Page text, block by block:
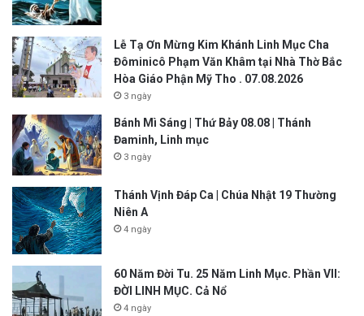
Lễ Tạ Ơn Mừng Kim Khánh Linh Mục Cha
Đôminicô Phạm Văn Khâm tại Nhà Thờ Bắc
Hòa Giáo Phận Mỹ Tho . 07.08.2026
3 ngày
Bánh Mì Sáng | Thứ Bảy 08.08 | Thánh
Đaminh, Linh mục
3 ngày
Thánh Vịnh Đáp Ca | Chúa Nhật 19 Thường
Niên A
4 ngày
60 Năm Đời Tu. 25 Năm Linh Mục. Phần VII:
ĐỜI LINH MỤC. Cả Nổ
4 ngày